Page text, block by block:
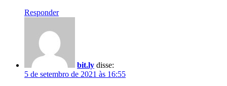
Responder
bit.ly disse:
5 de setembro de 2021 às 16:55